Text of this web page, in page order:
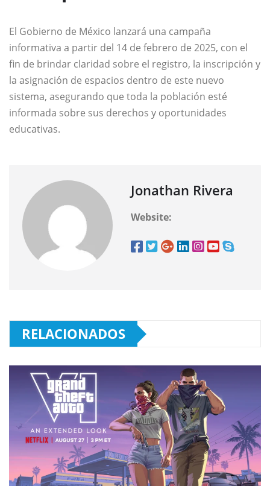
El Gobierno de México lanzará una campaña
informativa a partir del 14 de febrero de 2025, con el
fin de brindar claridad sobre el registro, la inscripción y
la asignación de espacios dentro de este nuevo
sistema, asegurando que toda la población esté
informada sobre sus derechos y oportunidades
educativas.
Jonathan Rivera
Website:
RELACIONADOS